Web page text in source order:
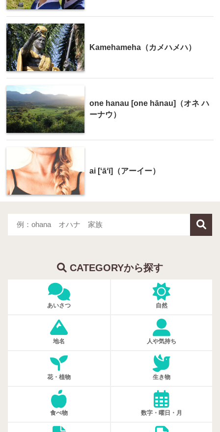
Kamehameha（カメハメハ）
one hanau [one hānau]（オネ ハ
ーナウ）
ai [ʻāʻī]（アーイー）
CATEGORYから探す
あいさつ 自然
地名 人や気持ち
花・植物 生き物
食べ物 数字・曜日・月